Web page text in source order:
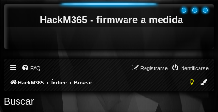
HackM365 - firmware a medida
FAQ Identificarse
Registrarse
HackM365 Índice Buscar
Buscar